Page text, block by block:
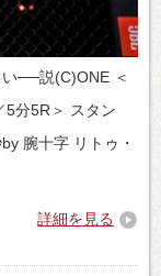
い──説(C)ONE ＜
分5R＞ スタン
腕十字 リトゥ・
詳細を見る